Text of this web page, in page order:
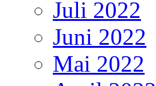
Juli 2022
Juni 2022
Mai 2022